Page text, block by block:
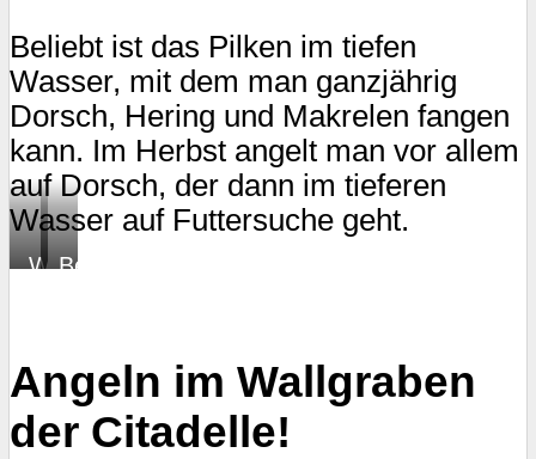
Beliebt ist das Pilken im tiefen
Wasser, mit dem man ganzjährig
Dorsch, Hering und Makrelen fangen
kann. Im Herbst angelt man vor allem
auf Dorsch, der dann im tieferen
Wasser auf Futtersuche geht.
Warten
Fang
Bereit
dem
Öresund
Angeln im Wallgraben
der Citadelle!